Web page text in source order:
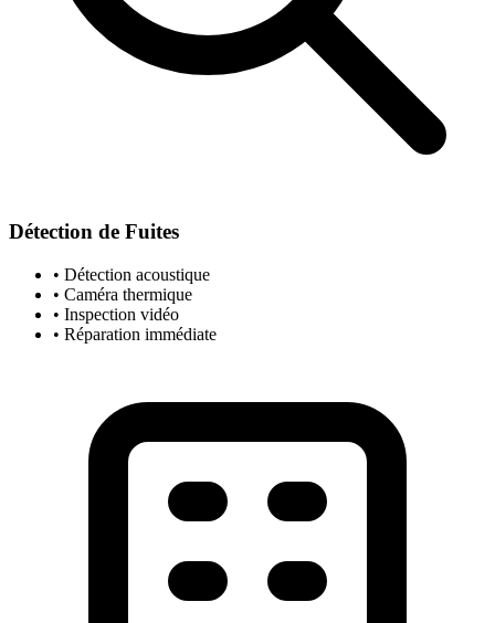
Détection de Fuites
• Détection acoustique
• Caméra thermique
• Inspection vidéo
• Réparation immédiate